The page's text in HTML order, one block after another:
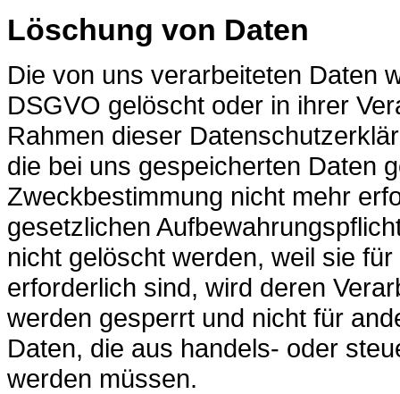
Löschung von Daten
Die von uns verarbeiteten Daten
DSGVO gelöscht oder in ihrer
Rahmen dieser
die bei uns gespeicherten Daten
Zweckbestimmung nicht mehr
gesetzlichen
nicht gelöscht werden, weil sie
erforderlich sind, wird deren
werden gesperrt und nicht für
Daten, die aus handels- oder
werden müssen.